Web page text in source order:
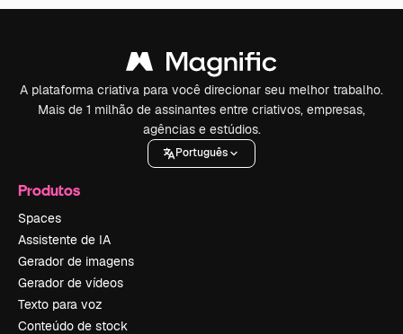
A plataforma criativa para você direcionar seu melhor trabalho.
Mais de 1 milhão de assinantes entre criativos, empresas,
agências e estúdios.
Português
Produtos
Spaces
Assistente de IA
Gerador de imagens
Gerador de vídeos
Texto para voz
Conteúdo de stock